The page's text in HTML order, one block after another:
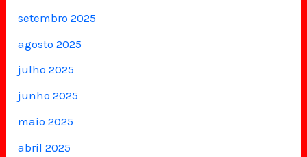
setembro 2025
agosto 2025
julho 2025
junho 2025
maio 2025
abril 2025